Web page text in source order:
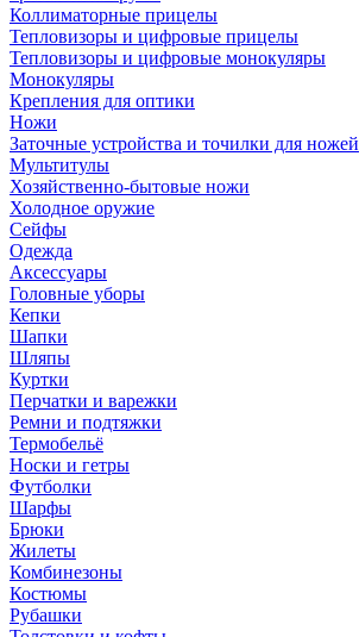
Коллиматорные прицелы
Тепловизоры и цифровые прицелы
Тепловизоры и цифровые монокуляры
Монокуляры
Крепления для оптики
Ножи
Заточные устройства и точилки для ножей
Мультитулы
Хозяйственно-бытовые ножи
Холодное оружие
Сейфы
Одежда
Аксессуары
Головные уборы
Кепки
Шапки
Шляпы
Куртки
Перчатки и варежки
Ремни и подтяжки
Термобельё
Носки и гетры
Футболки
Шарфы
Брюки
Жилеты
Комбинезоны
Костюмы
Рубашки